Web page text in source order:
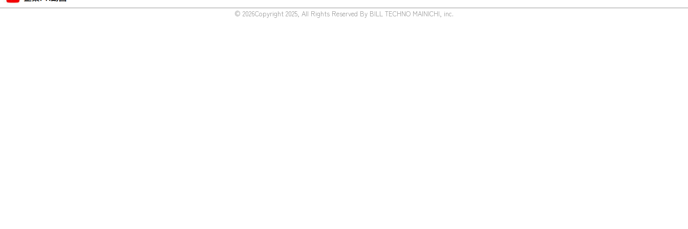
© 2026Copyright 2025, All Rights Reserved By BILL TECHNO MAINICHI, inc.